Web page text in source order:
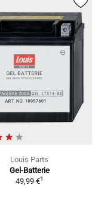
Louis Parts
Gel-Batterie
49,99 €1